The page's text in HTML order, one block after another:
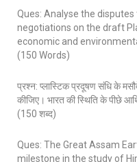
Ques: Analyse the
negotiations on the draft
economic and
(150 Words)
प्रश्न: प्लास्टिक प्रदूषण संधि के
कीजिए। भारत की स्थिति के पीछे
(150 शब्द)
Ques: The Great Assam
milestone in the study of